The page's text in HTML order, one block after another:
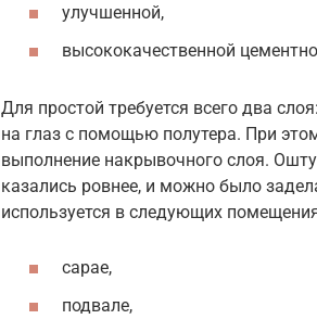
улучшенной,
высококачественной
Для простой требуется всего два
на глаз с помощью полутера. При
выполнение накрывочного слоя.
казались ровнее, и можно было
используется в следующих
сарае,
подвале,